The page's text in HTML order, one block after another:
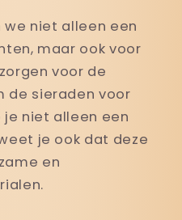
we niet alleen een
maar ook voor
voor de
de sieraden voor
je niet alleen een
je ook dat deze
en